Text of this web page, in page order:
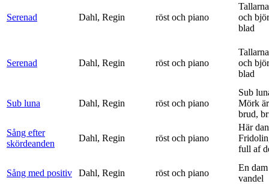
Serenad Dahl, Regin röst och piano
och
blad
Serenad Dahl, Regin röst och piano
och
blad
Sub luna Dahl, Regin röst och piano
Sub
Mörk
brud,
Sång efter
skördeanden
Dahl, Regin röst och piano
Här
full af
Sång med positiv Dahl, Regin röst och piano
En
vandel